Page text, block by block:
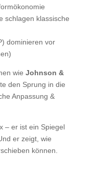
schlagen klassische
dominieren vor
wie Johnson &
den Sprung in die
Anpassung &
– er ist ein Spiegel
er zeigt, wie
können.